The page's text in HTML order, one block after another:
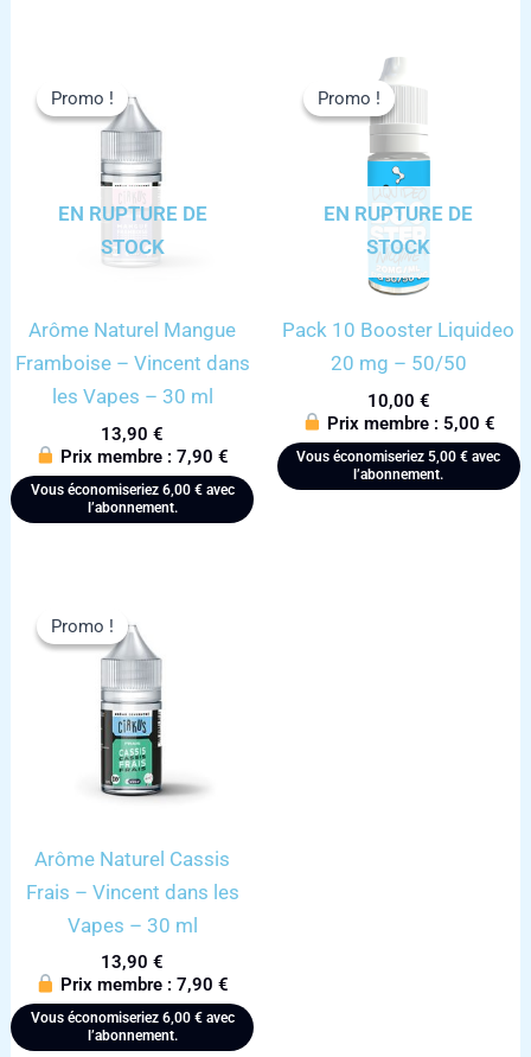
Promo !
EN RUPTURE DE
STOCK
Promo !
Arôme Naturel Mangue
Framboise – Vincent dans
les Vapes – 30 ml
13,90€
Prix membre :7,90€
Vous économiseriez 6,00 €avec
l’abonnement.
Promo !
EN RUPTURE DE
STOCK
Promo !
Pack 10 Booster Liquideo
20 mg – 50/50
10,00 €
Prix membre : 5,00€
Vous économiseriez5,00€ avec
l’abonnement.
Promo !
Promo !
Arôme Naturel Cassis
Frais – Vincent dans les
Vapes – 30 ml
13,90€
Prix membre :7,90€
Vous économiseriez 6,00 €avec
l’abonnement.